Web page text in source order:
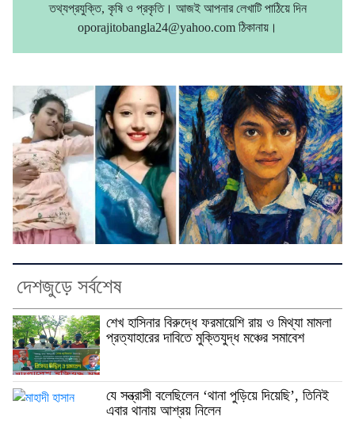
তথ্যপ্রযুক্তি, কৃষি ও প্রকৃতি। আজই আপনার লেখাটি পাঠিয়ে দিন
oporajitobangla24@yahoo.com ঠিকানায়।
দেশজুড়ে সর্বশেষ
শেখ হাসিনার বিরুদ্ধে ফরমায়েশি রায় ও মিথ্যা মামলা
প্রত্যাহারের দাবিতে মুক্তিযুদ্ধ মঞ্চের সমাবেশ
যে সন্ত্রাসী বলেছিলেন ‘থানা পুড়িয়ে দিয়েছি’, তিনিই
এবার থানায় আশ্রয় নিলেন